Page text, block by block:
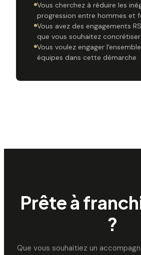
Vous cherchez à réduire les
progression entre hommes et
Vous avez des engagements
que vous souhaitez concrétiser
Vous voulez engager
équipes dans cette démarche
Prête à
?
Que vous souhaitiez un